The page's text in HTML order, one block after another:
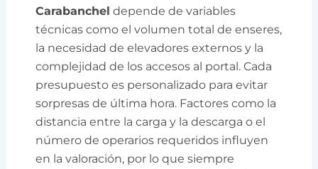
Carabanchel depende de variables
técnicas como el volumen total de enseres,
la necesidad de elevadores externos y la
complejidad de los accesos al portal. Cada
presupuesto es personalizado para evitar
sorpresas de última hora. Factores como la
distancia entre la carga y la descarga o el
número de operarios requeridos influyen
en la valoración, por lo que siempre